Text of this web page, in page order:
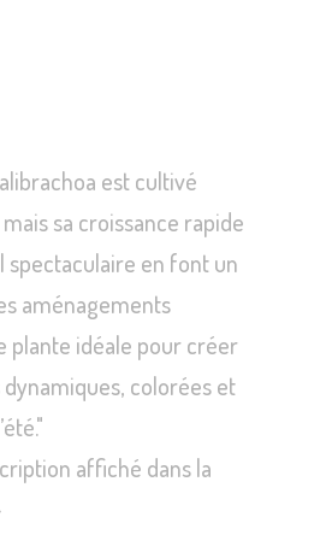
est cultivé
sa croissance rapide
en font un
aménagements
plante idéale pour créer
colorées et
affiché dans la